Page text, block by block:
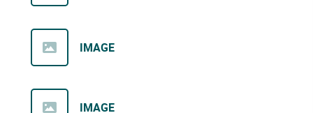
IMAGE
IMAGE